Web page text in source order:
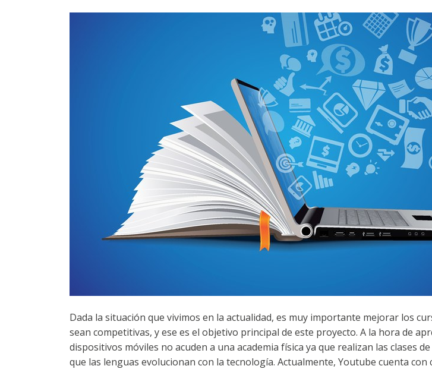
Dada la situación que vivimos en la actualidad, es muy importante mejorar los
sean competitivas, y ese es el objetivo principal de este proyecto. A la hora de
dispositivos móviles no acuden a una academia física ya que realizan las clases
que las lenguas evolucionan con la tecnología. Actualmente, Youtube cuenta